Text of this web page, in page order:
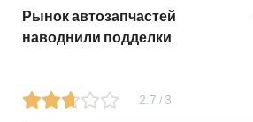
Рынок автозапчастей
наводнили подделки
2.7 / 3